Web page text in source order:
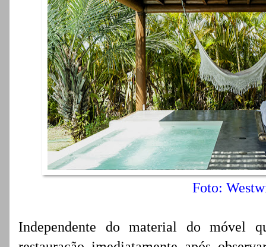
Foto:
Independente do material do móvel